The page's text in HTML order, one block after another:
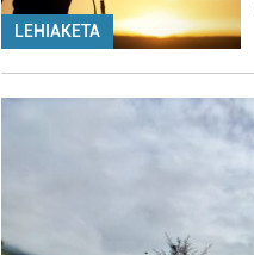
LEHIAKETA